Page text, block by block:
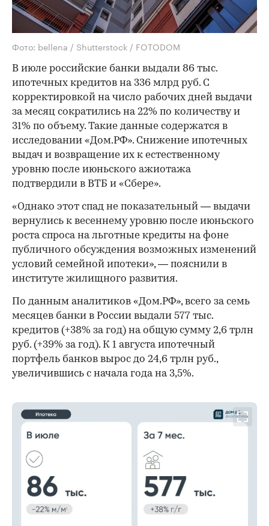
Фото: bellena / Shutterstock / FOTODOM
В июле российские банки выдали 86 тыс.
ипотечных кредитов на 336 млрд руб. С
корректировкой на число рабочих дней выдачи
за месяц сократились на 22% по количеству и
31% по объему. Такие данные содержатся в
исследовании «Дом.РФ». Снижение ипотечных
выдач и возвращение их к естественному
уровню после июньского ажиотажа
подтвердили в ВТБ и «Сбере».
«Однако этот спад не показательный — выдачи
вернулись к весеннему уровню после июньского
роста спроса на льготные кредиты на фоне
публичного обсуждения возможных изменений
условий семейной ипотеки», — пояснили в
институте жилищного развития.
По данным аналитиков «Дом.РФ», всего за семь
месяцев банки в России выдали 577 тыс.
кредитов (+38% за год) на общую сумму 2,6 трлн
руб. (+39% за год). К 1 августа ипотечный
портфель банков вырос до 24,6 трлн руб.,
увеличившись с начала года на 3,5%.